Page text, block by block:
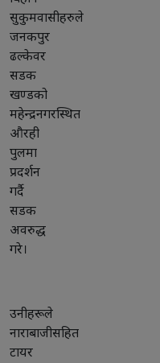
सुकुमवासीहरुले
जनकपुर
ढल्केवर
सडक
खण्डको
महेन्द्रनगरस्थित
औरही
पुलमा
प्रदर्शन
गर्दै
सडक
अवरुद्ध
गरे।
उनीहरूले
नाराबाजीसहित
टायर